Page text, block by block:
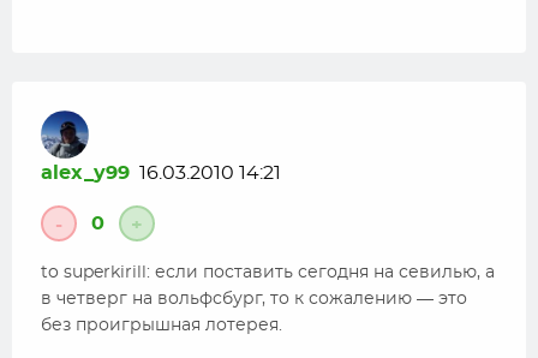
alex_y99 16.03.2010 14:21
- 0 +
to superkirill: если поставить сегодня на севилью, а
в четверг на вольфсбург, то к сожалению — это
без проигрышная лотерея.